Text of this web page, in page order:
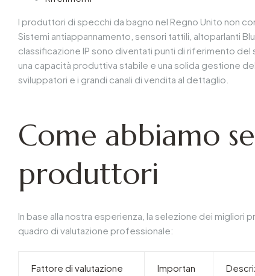
I produttori di specchi da bagno nel Regno Unito non
Sistemi antiappannamento, sensori tattili, altoparlanti
classificazione IP sono diventati punti di riferimento
una capacità produttiva stabile e una solida gestione
sviluppatori e i grandi canali di vendita al dettaglio.
Come abbiamo
produttori
In base alla nostra esperienza, la selezione dei migliori
quadro di valutazione professionale:
Fattore di valutazione
Importan